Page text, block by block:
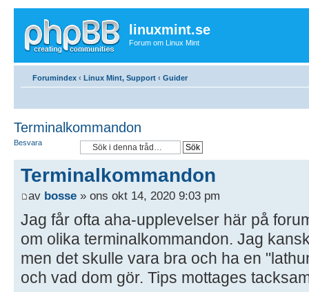
linuxmint.se
Forum om Linux Mint
Forumindex ‹ Linux Mint, Support ‹ Guider
Terminalkommandon
Besvara
Terminalkommandon
av bosse » ons okt 14, 2020 9:03 pm
Jag får ofta aha-upplevelser här på
om olika terminalkommandon. Jag
men det skulle vara bra och ha en
och vad dom gör. Tips mottages